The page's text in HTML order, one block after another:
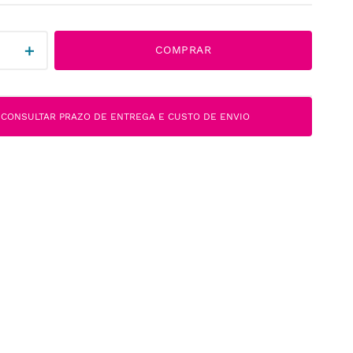
＋ COMPRAR
CONSULTAR PRAZO DE ENTREGA E CUSTO DE ENVIO